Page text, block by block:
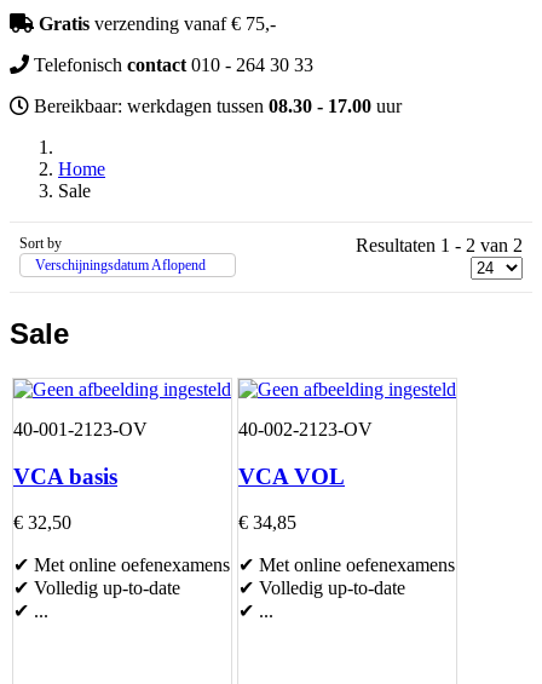
Gratis verzending vanaf € 75,-
Telefonisch contact 010 - 264 30 33
Bereikbaar: werkdagen tussen 08.30 - 17.00 uur
Home
Sale
Sort by
Verschijningsdatum Aflopend
Resultaten 1 - 2 van 2
Sale
40-001-2123-OV
VCA basis
€ 32,50
✔ Met online oefenexamens
✔ Volledig up-to-date
✔ ...
40-002-2123-OV
VCA VOL
€ 34,85
✔ Met online oefenexamens
✔ Volledig up-to-date
✔ ...